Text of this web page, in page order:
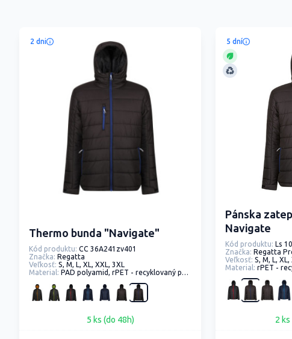
2 dni
Thermo bunda "Navigate"
Kód produktu: CC 36A241zv401
Značka: Regatta
Veľkosť: S, M, L, XL, XXL, 3XL
Material: PAD polyamid, rPET - recyklovaný polyester, ripstop
5 ks (do 48h)
5 dní
Pánska
Navigate
Kód produktu: Ls
Značka: Regatta
Veľkosť: S, M, L,
Material: rPET -
2